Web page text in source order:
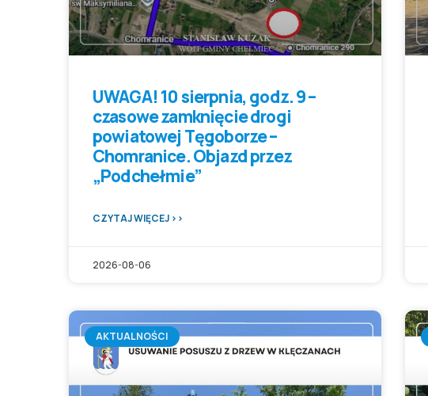
UWAGA! 10 sierpnia, godz. 9 –
czasowe zamknięcie drogi
powiatowej Tęgoborze –
Chomranice. Objazd przez
„Podchełmie”
CZYTAJ WIĘCEJ >>
2026-08-06
AKTUALNOŚCI